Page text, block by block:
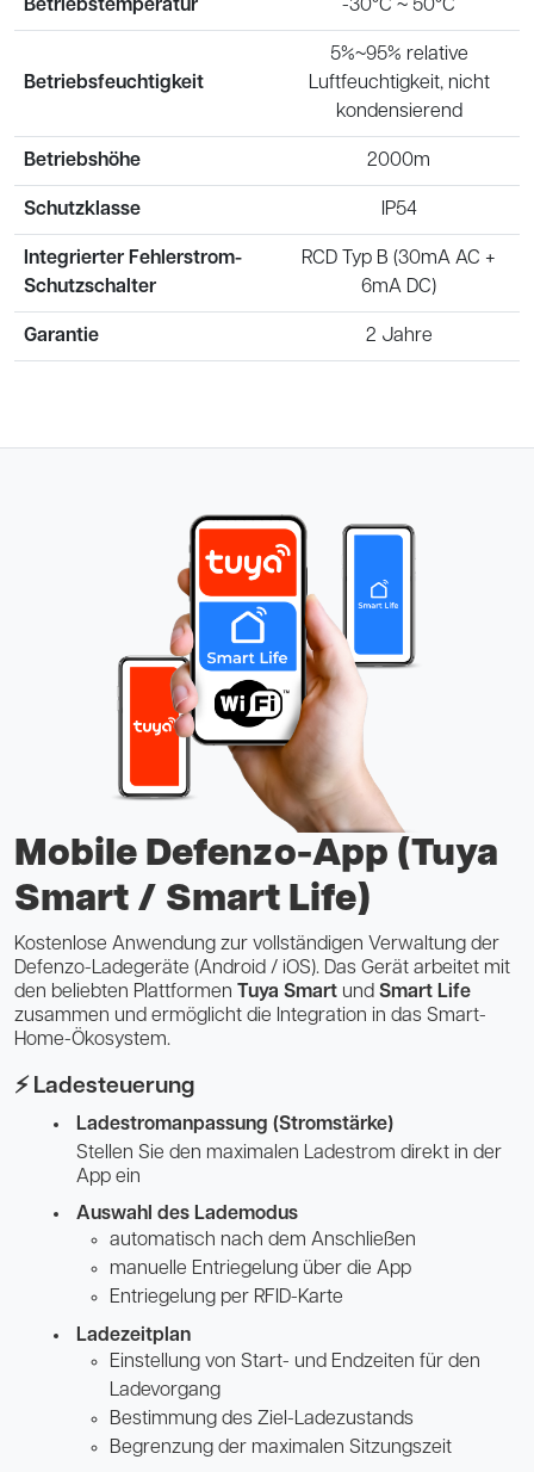
Betriebstemperatur -30°C ~ 50°C
Betriebsfeuchtigkeit
5%~95% relative
Luftfeuchtigkeit, nicht
kondensierend
Betriebshöhe 2000m
Schutzklasse IP54
Integrierter Fehlerstrom-
Schutzschalter
RCD Typ B (30mA AC +
6mA DC)
Garantie 2 Jahre
Mobile Defenzo-App (Tuya
Smart / Smart Life)
Kostenlose Anwendung zur vollständigen Verwaltung der
Defenzo-Ladegeräte (Android / iOS). Das Gerät arbeitet mit
den beliebten Plattformen
Tuya Smart und Smart Life
zusammen und ermöglicht die Integration in das Smart-
Home-Ökosystem.
⚡ Ladesteuerung
Ladestromanpassung (Stromstärke)
Stellen Sie den maximalen Ladestrom direkt in der
App ein
Auswahl des Lademodus
automatisch nach dem Anschließen
manuelle Entriegelung über die App
Entriegelung per RFID-Karte
Ladezeitplan
Einstellung von Start- und Endzeiten für den
Ladevorgang
Bestimmung des Ziel-Ladezustands
Begrenzung der maximalen Sitzungszeit